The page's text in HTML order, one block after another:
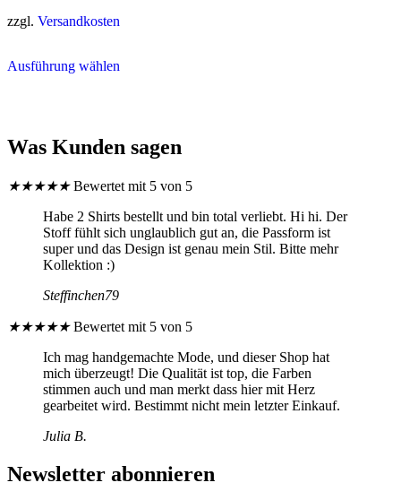
zzgl. Versandkosten
Ausführung wählenProdukt
Die
Optionen
können
auf
der
Produktseite
gewählt
werden
Was Kunden sagen
★★★★★ Bewertet mit 5 von 5
Habe 2 Shirts bestellt und bin total verliebt. Hi hi. Der
Stoff fühlt sich unglaublich gut an, die Passform ist
super und das Design ist genau mein Stil. Bitte mehr
Kollektion :)
Steffinchen79
★★★★★ Bewertet mit 5 von 5
Ich mag handgemachte Mode, und dieser Shop hat
mich überzeugt! Die Qualität ist top, die Farben
stimmen auch und man merkt dass hier mit Herz
gearbeitet wird. Bestimmt nicht mein letzter Einkauf.
Julia B.
Newsletter abonnieren